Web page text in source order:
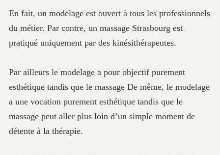
En fait, un modelage est ouvert à tous les professionnels
du métier. Par contre, un massage Strasbourg est
pratiqué uniquement par des kinésithérapeutes.
Par ailleurs le modelage a pour objectif purement
esthétique tandis que le massage De même, le modelage
a une vocation purement esthétique tandis que le
massage peut aller plus loin d’un simple moment de
détente à la thérapie.